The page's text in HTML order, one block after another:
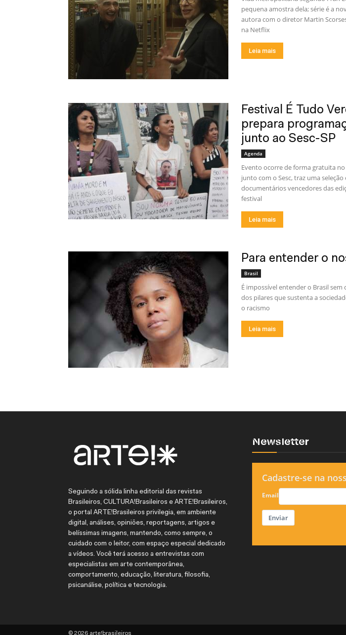
pequena amostra dela; série é a
autora com o diretor Martin
na Netflix
Leia mais
Festival É Tudo
prepara
junto ao Sesc-SP
Agenda
Evento ocorre de forma gratuita
junto com o Sesc, traz uma seleção
documentários vencedores das
festival
Leia mais
Para entender o
Brasil
É impossível entender o Brasil
dos pilares que sustenta a
o racismo
Leia mais
Seguindo a sólida linha editorial das revistas
Brasileiros, CULTURA!Brasileiros e ARTE!Brasileiros,
o portal ARTE!Brasileiros privilegia, em ambiente
digital, análises, opiniões, reportagens, artigos e
belíssimas imagens, mantendo, como sempre, o
cuidado com o leitor, com espaço especial dedicado
a vídeos. Você terá acesso a entrevistas com
especialistas em arte contemporânea,
comportamento, educação, literatura, filosofia,
psicanálise, política e tecnologia.
Newsletter
Cadastre-se na
Email
Enviar
© 2026 arte!brasileiros